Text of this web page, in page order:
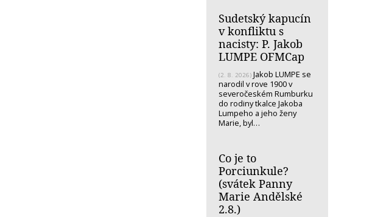
Sudetský kapucín
v konfliktu s
nacisty: P. Jakob
LUMPE OFMCap
(2. 8. 2026) Jakob LUMPE se
narodil v rove 1900 v
severočeském Rumburku
do rodiny tkalce Jakoba
Lumpeho a jeho ženy
Marie, byl…
Co je to
Porciunkule?
(svátek Panny
Marie Andělské
2.8.)